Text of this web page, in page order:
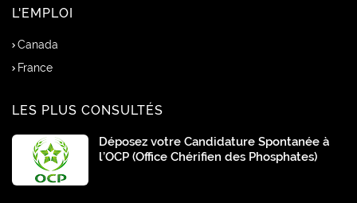
L'EMPLOI
Canada
France
LES PLUS CONSULTÉS
Déposez votre Candidature Spontanée à
l’OCP (Office Chérifien des Phosphates)